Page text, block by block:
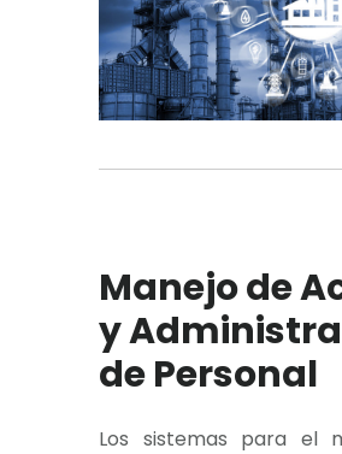
Manejo de
y
de Personal
Los sistemas para el